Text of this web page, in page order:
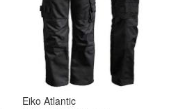
Eiko Atlantic